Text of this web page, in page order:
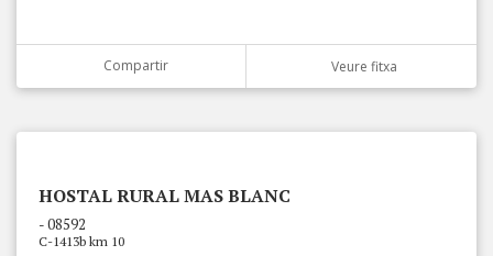
Compartir Veure fitxa
HOSTAL RURAL MAS BLANC
- 08592
C-1413b km 10